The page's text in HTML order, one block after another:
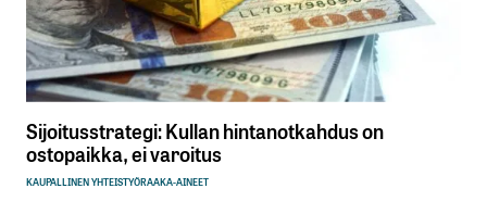
Sijoitusstrategi: Kullan hintanotkahdus on
ostopaikka, ei varoitus
KAUPALLINEN YHTEISTYÖRAAKA-AINEET